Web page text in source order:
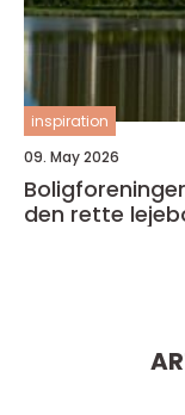
inspiration
09. May 2026
Boligforeninger
den rette